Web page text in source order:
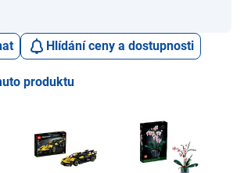
Hlídání ceny a dostupnosti
produktu